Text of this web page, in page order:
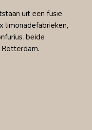
uit een fusie
limonadefabrieken,
beide